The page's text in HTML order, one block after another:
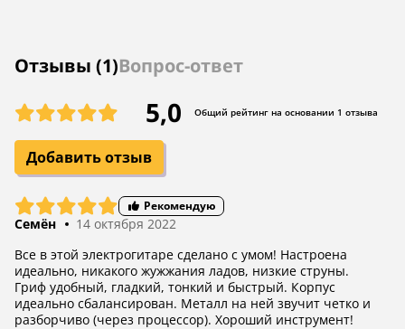
Отзывы (1)Вопрос-ответ
5,0 Общий рейтинг на основании 1 отзыва
Добавить отзыв
Семён
14 октября 2022
Все в этой электрогитаре сделано с умом! Настроена
идеально, никакого жужжания ладов, низкие струны.
Гриф удобный, гладкий, тонкий и быстрый. Корпус
идеально сбалансирован. Металл на ней звучит четко и
разборчиво (через процессор). Хороший инструмент!
Рекомендую